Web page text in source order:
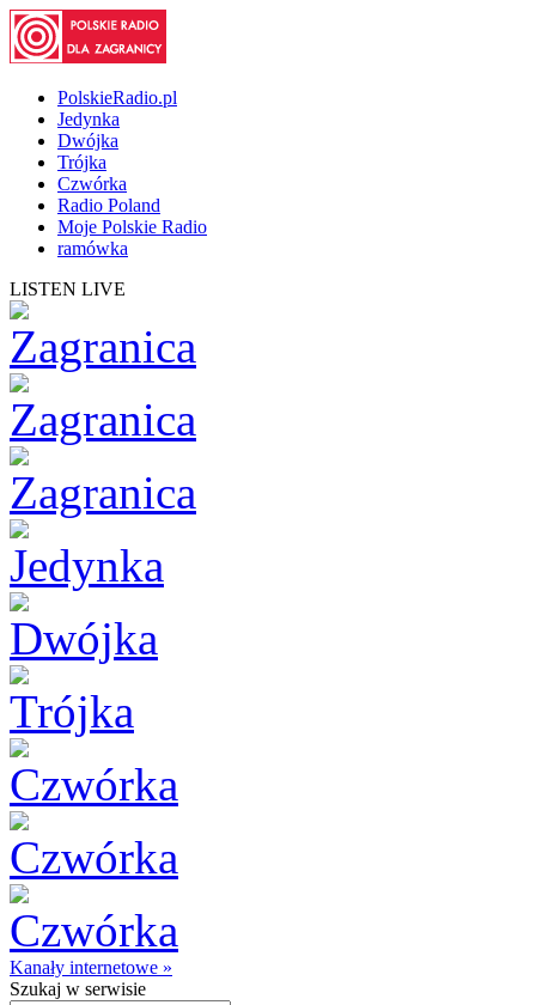
PolskieRadio.pl
Jedynka
Dwójka
Trójka
Czwórka
Radio Poland
Moje Polskie Radio
ramówka
LISTEN LIVE
Kanały internetowe »
Szukaj w serwisie